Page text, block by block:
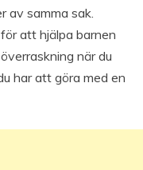
av samma sak.
att hjälpa barnen
när du
har att göra med en